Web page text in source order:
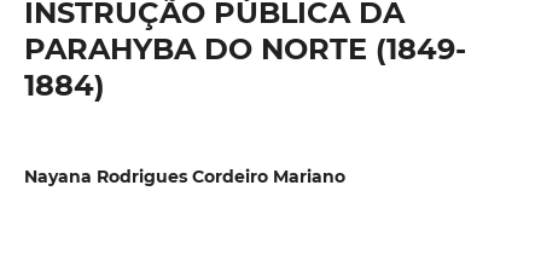
INSTRUÇÃO PÚBLICA DA
PARAHYBA DO NORTE (1849-
1884)
Nayana Rodrigues Cordeiro Mariano